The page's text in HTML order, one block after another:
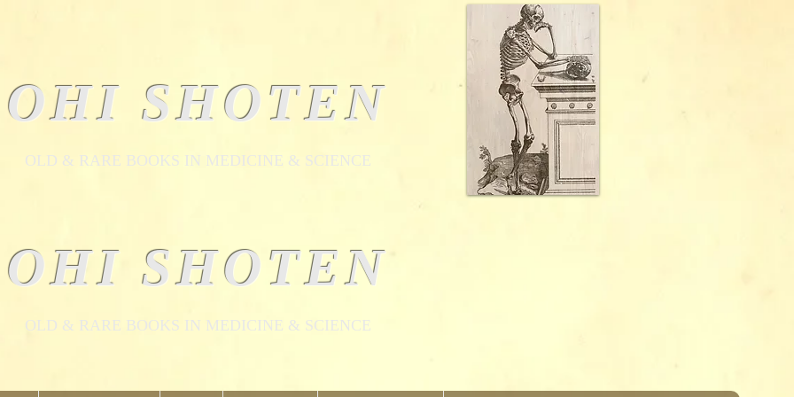
OHI SHOTEN
​OLD & RARE BOOKS IN MEDICINE & SCIENCE
OHI SHOTEN
​OLD & RARE BOOKS IN MEDICINE & SCIENCE